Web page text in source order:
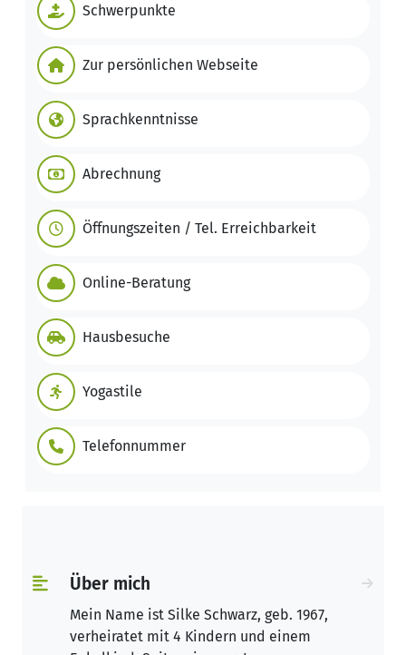
Schwerpunkte
Zur persönlichen Webseite
Sprachkenntnisse
Abrechnung
Öffnungszeiten / Tel. Erreichbarkeit
Online-Beratung
Hausbesuche
Yogastile
Telefonnummer
Über mich
Mein Name ist Silke Schwarz, geb. 1967,
verheiratet mit 4 Kindern und einem